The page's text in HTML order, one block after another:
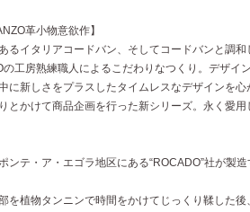
革小物意欲作】
るイタリアコードバン、そしてコードバンと調和
工房熟練職人によるこだわりなつくり。デザイ
に新しさをプラスしたタイムレスなデザインを心
とかけて商品企画を行った新シリーズ。永く愛用
ンテ・ア・エゴラ地区にある“ROCADO”社が製造
を植物タンニンで時間をかけてじっくり鞣した後